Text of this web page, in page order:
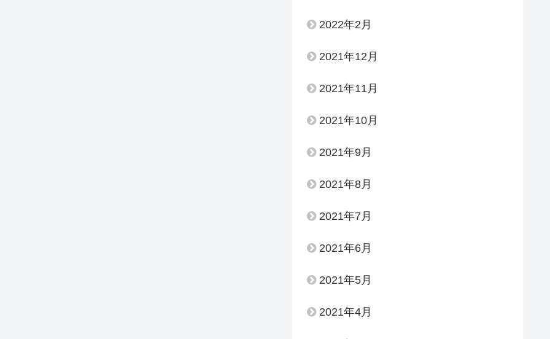
2022年2月
2021年12月
2021年11月
2021年10月
2021年9月
2021年8月
2021年7月
2021年6月
2021年5月
2021年4月